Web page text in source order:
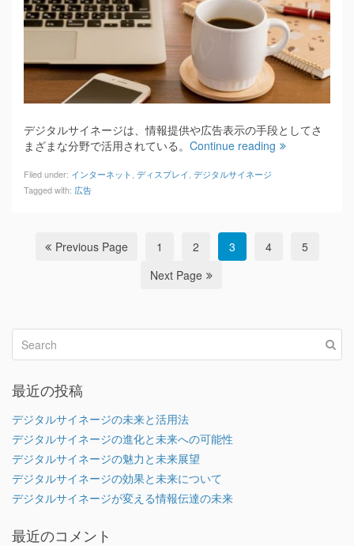
デジタルサイネージは、情報提供や広告表示の手段としてさ
まざまな分野で活用されている。 Continue reading
Filed under: インターネット ディスプレイ デジタルサイネージ
Tagged with: 広告
Previous Page 1 2 3 4
5
Next Page
最近の投稿
デジタルサイネージの未来と活用法
デジタルサイネージの進化と未来への可能性
デジタルサイネージの魅力と未来展望
デジタルサイネージの効果と未来について
デジタルサイネージが変える情報伝達の未来
最近のコメント